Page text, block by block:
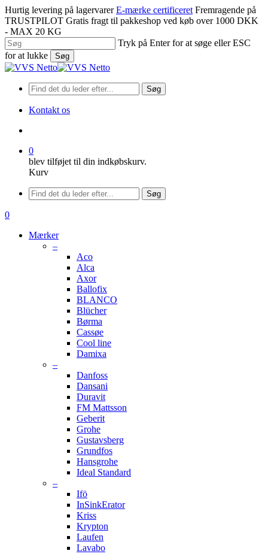
Spring
til
hovedindhold
Hurtig levering på lagervarer E-mærke certificeret Fremragende på
TRUSTPILOT Gratis fragt til pakkeshop ved køb over 1000 DKK
- MAX 20 KG
Tryk på Enter for at søge eller ESC
for at lukke
Søg
Luk
Søg
Kontakt os
0
blev tilføjet til din indkøbskurv.
Kurv
Menu
Søg
søge
0
Mærker
–
Aco
Alca
Axor
Ballofix
BLANCO
Blücher
Børma
Cassøe
Cool line
Damixa
–
Danfoss
Dansani
Duravit
FM Mattsson
Geberit
Grohe
Gustavsberg
Grundfos
Hansgrohe
Ideal Standard
–
Ifö
InSinkErator
Kriss
Krypton
Laufen
Lavabo